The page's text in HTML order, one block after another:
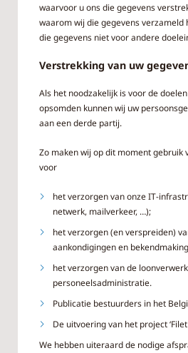
waarvoor u ons die gegevens
waarom wij die gegevens verzameld
die gegevens niet voor andere
Verstrekking van uw
Als het noodzakelijk is voor de
opsomden kunnen wij uw
aan een derde partij.
Zo maken wij op dit moment gebruik
voor
het verzorgen van onze IT-
netwerk, mailverkeer, …);
het verzorgen (en verspreiden)
aankondigingen en
het verzorgen van de
personeelsadministratie.
Publicatie bestuurders in het
De uitvoering van het project
We hebben uiteraard de nodige